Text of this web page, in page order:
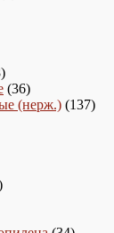
23
товара
3636
товаров
(нерж.) 137137